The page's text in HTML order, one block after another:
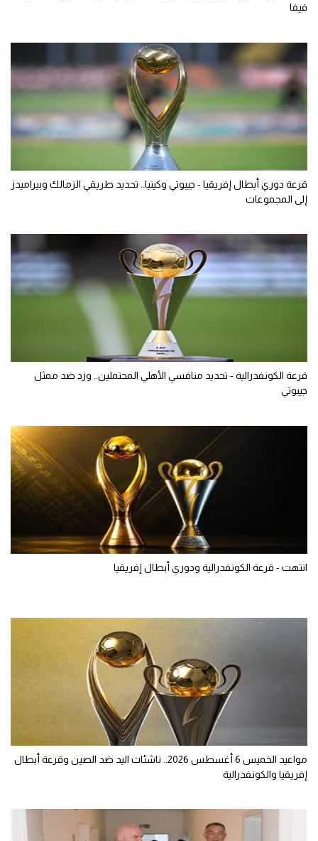
فيفا
قرعة دوري أبطال إفريقيا - جيبوتي وكينيا.. تحديد طريقي الزمالك وبيراميدز
إلى المجموعات
قرعة الكونفدرالية - تحديد منافسي الأهلي المحتملين.. وزد ضد ممثل
جيبوتي
انتهت - قرعة الكونفدرالية ودوري أبطال إفريقيا
مواعيد الخميس 6 أغسطس 2026.. ناشئات اليد ضد الصين وقرعة أبطال
إفريقيا والكونفدرالية